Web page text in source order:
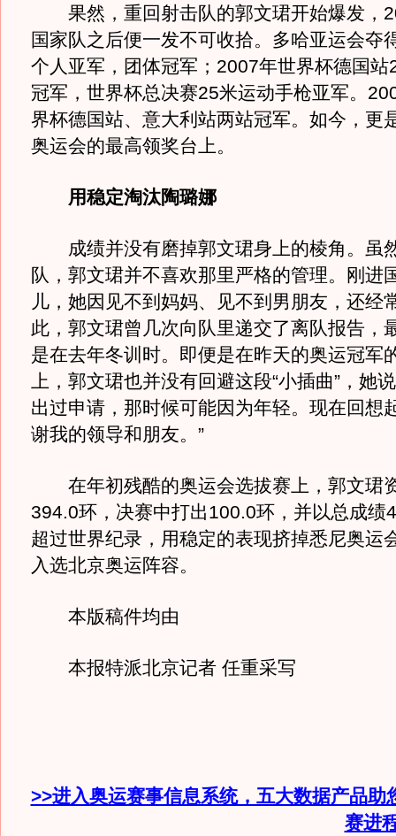
果然，重回射击队的郭文珺开始爆发，
国家队之后便一发不可收拾。多哈亚运会夺
个人亚军，团体冠军；2007年世界杯德国站
冠军，世界杯总决赛25米运动手枪亚军。
界杯德国站、意大利站两站冠军。如今，更
奥运会的最高领奖台上。
用稳定淘汰陶璐娜
成绩并没有磨掉郭文珺身上的棱角。虽
队，郭文珺并不喜欢那里严格的管理。刚进
儿，她因见不到妈妈、见不到男朋友，还经
此，郭文珺曾几次向队里递交了离队报告，
是在去年冬训时。即便是在昨天的奥运冠军
上，郭文珺也并没有回避这段“小插曲”，她
出过申请，那时候可能因为年轻。现在回想
谢我的领导和朋友。”
在年初残酷的奥运会选拔赛上，郭文珺
394.0环，决赛中打出100.0环，并以总成绩
超过世界纪录，用稳定的表现挤掉悉尼奥运
入选北京奥运阵容。
本版稿件均由
本报特派北京记者 任重采写
>>进入奥运赛事信息系统，五大数据产品助
赛进